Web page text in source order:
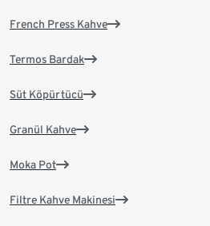
French Press Kahve
Termos Bardak
Süt Köpürtücü
Granül Kahve
Moka Pot
Filtre Kahve Makinesi